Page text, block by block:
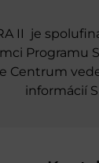
II je
Programu
Centrum
informácií